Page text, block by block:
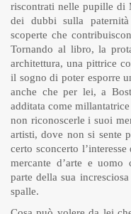
riscontrati nelle pupille di
dei dubbi sulla
scoperte che
Tornando al libro, la
architettura, una pittrice
il sogno di poter esporre
anche che per lei, a
additata come
non riconoscerle i suoi
artisti, dove non si sente
certo sconcerto
mercante d’arte e
parte della sua
spalle.